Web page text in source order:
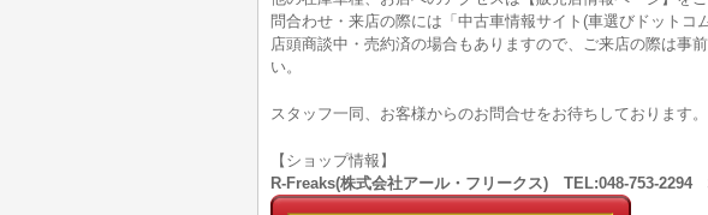
問合わせ・来店の際には「中古車情報サイト(車選びドットコ
店頭商談中・売約済の場合もありますので、ご来店の際は事
い。
スタッフ一同、お客様からのお問合せをお待ちしております。
【ショップ情報】
R-Freaks(株式会社アール・フリークス) TEL:048-753-2294